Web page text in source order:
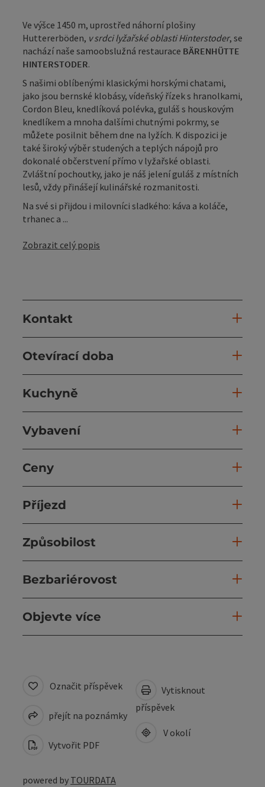
Ve výšce 1450 m, uprostřed náhorní plošiny
Huttererböden, v srdci lyžařské oblasti Hinterstoder, se
nachází naše samoobslužná restaurace BÄRENHÜTTE
HINTERSTODER.
S našimi oblíbenými klasickými horskými chatami,
jako jsou bernské klobásy, vídeňský řízek s hranolkami,
Cordon Bleu, knedlíková polévka, guláš s houskovým
knedlíkem a mnoha dalšími chutnými pokrmy, se
můžete posilnit během dne na lyžích. K dispozici je
také široký výběr studených a teplých nápojů pro
dokonalé občerstvení přímo v lyžařské oblasti.
Zvláštní pochoutky, jako je náš jelení guláš z místních
lesů, vždy přinášejí kulinářské rozmanitosti.
Na své si přijdou i milovníci sladkého: káva a koláče,
trhanec a ...
Zobrazit celý popis
Kontakt
Otevírací doba
Kuchyně
Vybavení
Ceny
Příjezd
Způsobilost
Bezbariérovost
Objevte více
Označit příspěvek
přejít na poznámky
Vytvořit PDF
Vytisknout
příspěvek
V okolí
powered by TOURDATA